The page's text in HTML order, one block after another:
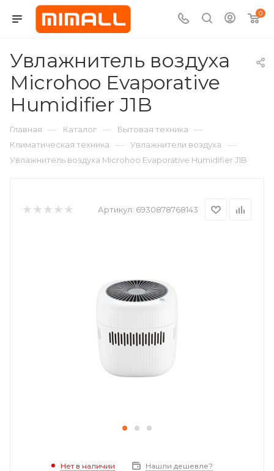
0
Увлажнитель воздуха
Microhoo Evaporative
Humidifier J1B
Главная — Каталог — Бытовая техника —
Климатическая техника — Увлажнители воздуха —
Увлажнитель воздуха Microhoo Evaporative Humidifier J1B
Артикул: 6930878768143
Нет в наличии Нашли дешевле?